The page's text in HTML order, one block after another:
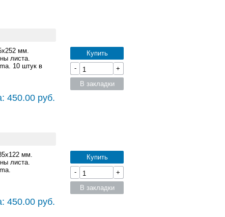
мм.
листа.
10 штук в
450.00 руб.
Купить
-
+
В закладки
мм.
листа.
450.00 руб.
Купить
-
+
В закладки